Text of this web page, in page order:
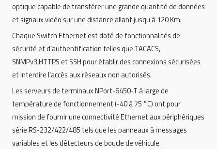
optique capable de transférer une grande quantité de données
et signaux vidéo sur une distance allant jusqu’à 120 Km.
Chaque Switch Ethernet est doté de fonctionnalités de
sécurité et d’authentification telles que TACACS,
SNMPv3,HTTPS et SSH pour établir des connexions sécurisées
et interdire l’accès aux réseaux non autorisés.
Les serveurs de terminaux NPort-6450-T à large de
température de fonctionnement (-40 à 75 °C) ont pour
mission de fournir une connectivité Ethernet aux périphériques
série RS-232/422/485 tels que les panneaux à messages
variables et les détecteurs de boucle de véhicule.